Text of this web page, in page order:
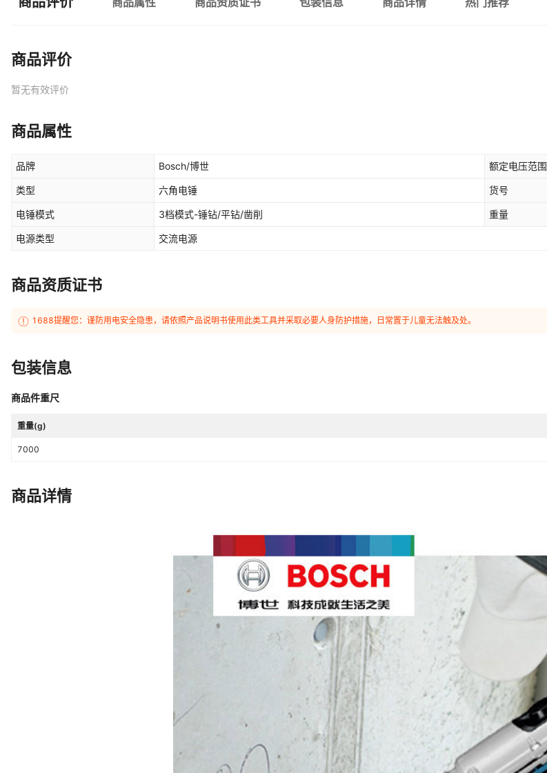
商品评价
暂无有效评价
商品属性
品牌 Bosch/博世 额定电压范围
类型 六角电锤 货号
电锤模式 3档模式-锤钻/平钻/凿削 重量
电源类型 交流电源
商品资质证书
1688提醒您：谨防用电安全隐患，请依照产品说明书使用此类工具并采取必要人身防护措施，日常置于儿童无法触及处。
包装信息
商品件重尺
重量(g)
7000
商品详情